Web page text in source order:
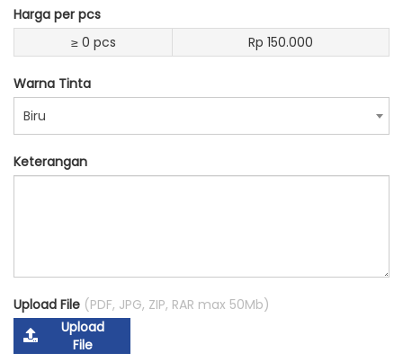
Harga per pcs
≥ 0 pcs
Rp 150.000
Warna Tinta
Biru
Keterangan
Upload File (PDF, JPG, ZIP, RAR max 50Mb)
Upload
File